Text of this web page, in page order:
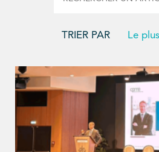
TRIER PAR